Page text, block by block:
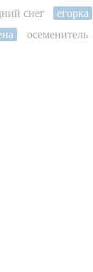
снег егорка
осеменитель